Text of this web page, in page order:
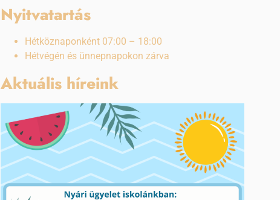
Nyitvatartás
Hétköznaponként 07:00 – 18:00
Hétvégén és ünnepnapokon zárva
Aktuális híreink